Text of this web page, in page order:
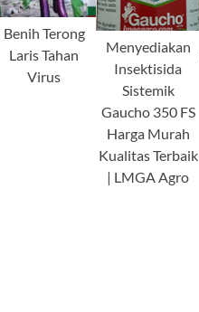
Benih Terong
Laris Tahan
Virus
Menyediakan
Insektisida
Sistemik
Gaucho 350 FS
Harga Murah
Kualitas Terbaik
| LMGA Agro